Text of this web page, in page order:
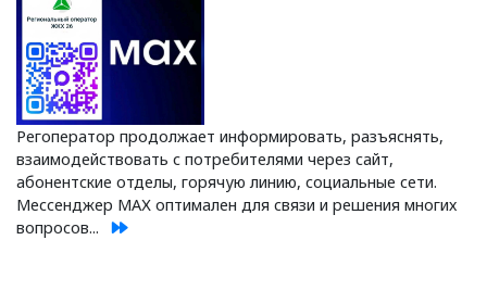
Регоператор продолжает информировать, разъяснять,
взаимодействовать с потребителями через сайт,
абонентские отделы, горячую линию, социальные сети.
Мессенджер МАХ оптимален для связи и решения многих
вопросов...